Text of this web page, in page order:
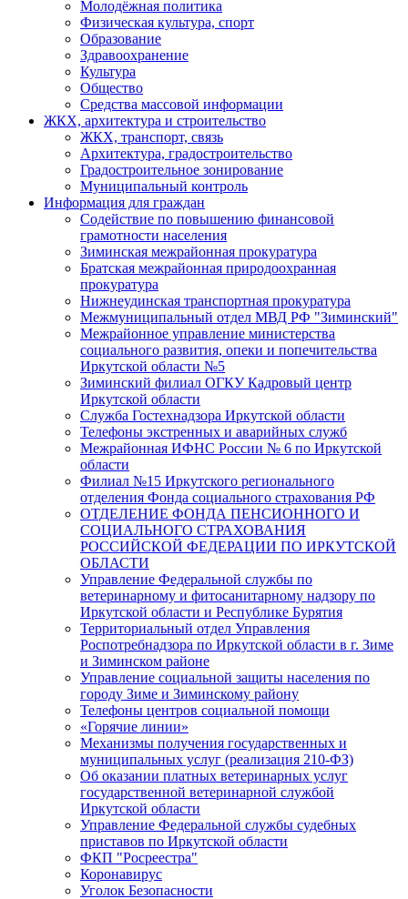
Молодёжная политика
Физическая культура, спорт
Образование
Здравоохранение
Культура
Общество
Средства массовой информации
ЖКХ, архитектура и строительство
ЖКХ, транспорт, связь
Архитектура, градостроительство
Градостроительное зонирование
Муниципальный контроль
Информация для граждан
Содействие по повышению финансовой
грамотности населения
Зиминская межрайонная прокуратура
Братская межрайонная природоохранная
прокуратура
Нижнеудинская транспортная прокуратура
Межмуниципальный отдел МВД РФ "Зиминский"
Межрайонное управление министерства
социального развития, опеки и попечительства
Иркутской области №5
Зиминский филиал ОГКУ Кадровый центр
Иркутской области
Служба Гостехнадзора Иркутской области
Телефоны экстренных и аварийных служб
Межрайонная ИФНС России № 6 по Иркутской
области
Филиал №15 Иркутского регионального
отделения Фонда социального страхования РФ
ОТДЕЛЕНИЕ ФОНДА ПЕНСИОННОГО И
СОЦИАЛЬНОГО СТРАХОВАНИЯ
РОССИЙСКОЙ ФЕДЕРАЦИИ ПО ИРКУТСКОЙ
ОБЛАСТИ
Управление Федеральной службы по
ветеринарному и фитосанитарному надзору по
Иркутской области и Республике Бурятия
Территориальный отдел Управления
Роспотребнадзора по Иркутской области в г. Зиме
и Зиминском районе
Управление социальной защиты населения по
городу Зиме и Зиминскому району
Телефоны центров социальной помощи
«Горячие линии»
Механизмы получения государственных и
муниципальных услуг (реализация 210-ФЗ)
Об оказании платных ветеринарных услуг
государственной ветеринарной службой
Иркутской области
Управление Федеральной службы судебных
приставов по Иркутской области
ФКП "Росреестра"
Коронавирус
Уголок Безопасности